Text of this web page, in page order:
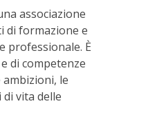
associazione
di formazione e
professionale. È
di competenze
le
vita delle